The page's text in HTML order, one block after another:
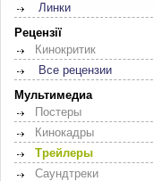
Линки
Рецензії
Кинокритик
Все рецензии
Мультимедиа
Постеры
Кинокадры
Трейлеры
Саундтреки